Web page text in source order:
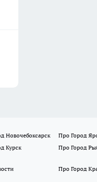
Новочебоксарск Про Город
Курск Про Город
Про Город